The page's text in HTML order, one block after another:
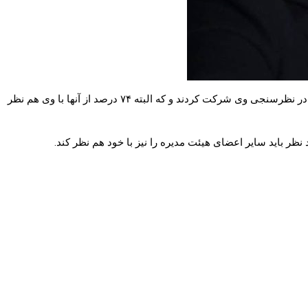
ایلان ماسک پس از سرمایه‌گذاری هنگفت خود از کاربران پرسید که آیا با اضافه شدن گزینه ویرایش توییت موافق هستند یا خیر. تقریبا ۲ میلیون نفر در نظرسنجی وی شرکت کردند و که البته ۷۴ درصد از آنها با وی هم نظر